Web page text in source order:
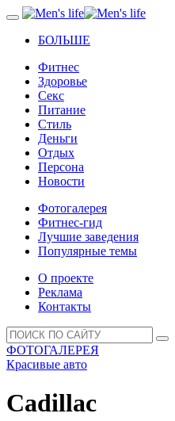
БОЛЬШЕ
Фитнес
Здоровье
Секс
Питание
Стиль
Деньги
Отдых
Персона
Новости
Фотогалерея
Фитнес-гид
Лучшие заведения
Популярные темы
О проекте
Реклама
Контакты
ФОТОГАЛЕРЕЯ
Красивые авто
Cadillac